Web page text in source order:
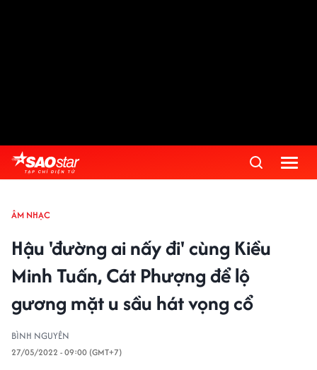
ÂM NHẠC
Hậu 'đường ai nấy đi' cùng Kiều
Minh Tuấn, Cát Phượng để lộ
gương mặt u sầu hát vọng cổ
BÌNH NGUYÊN
27/05/2022 - 09:00 (GMT+7)